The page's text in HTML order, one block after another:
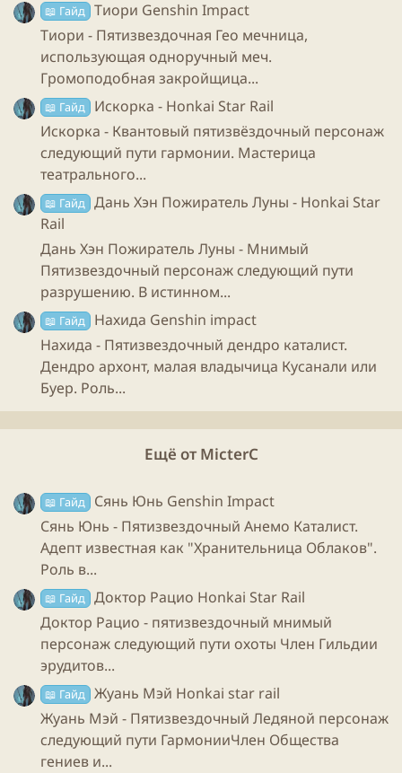
Теряетстатус “Поразительный Рост”
Талант: Как говорилось ранее, Топаз призывает
отдельную сущность, “Счетовода”, который ходит
отдельно от топаз. Счетовод во время своего хода
выполняет бонус-атаку, по противнику со
“Справка о задолженности”, огненный урон в
проценте от силы атаки Топаз . Когда противник
получает урон отбонус-атаки союзника
счетовода продвигаться. Если Топазне способна
сражаться
заключения(от мнимого противника) или
связывания(от квантового противника), под
захватом “руки” Сварога, гипноза кафки или смерти
топаз и т.д.
Сложно? Да я вас понимаю, но нам нужно понять 2
вещи, первая: Большую часть урона Топаз вносит с
помощью счетовода, Вторая, урон Счетовода
считается от его силы атаки, а сила атаки счетовода
Пятизвездочные варианты: “Тревога и блаженство”
- лучший пятизвездочный вариант;
“Круиз по галактике”
- Неидеальный вариант,
но он лучше, чем остальные пятизвездочные
варианты, из-за доступности и большой
универсальности;
📖 Гайд Тиори Genshin Impact
Тиори - Пятизвездочная Гео мечница,
использующая одноручный меч.
Громоподобная закройщица...
📖 Гайд
Искорка - Honkai Star Rail
Искорка - Квантовый пятизвёздочный персонаж
следующий пути гармонии. Мастерица
театрального...
📖 Гайд Дань Хэн Пожиратель Луны - Honkai Star
Rail
Дань Хэн Пожиратель Луны - Мнимый
Пятизвездочный персонаж следующий пути
разрушению. В истинном...
📖 Гайд
Нахида Genshin impact
Нахида - Пятизвездочный дендро каталист.
Дендро архонт, малая владычица Кусанали или
Буер. Роль...
Ещё от MicterC
📖 Гайд
Сянь Юнь Genshin Impact
Сянь Юнь - Пятизвездочный Анемо Каталист.
Адепт известная как "Хранительница Облаков".
Роль в...
📖 Гайд Доктор Рацио Honkai Star Rail
Доктор Рацио - пятизвездочный мнимый
персонаж следующий пути охоты Член Гильдии
эрудитов...
📖 Гайд Жуань Мэй Honkai star rail
Жуань Мэй - Пятизвездочный Ледяной персонаж
следующий пути ГармонииЧлен Общества
гениев и...